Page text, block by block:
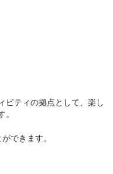
ビティの拠点として、楽し
できます。